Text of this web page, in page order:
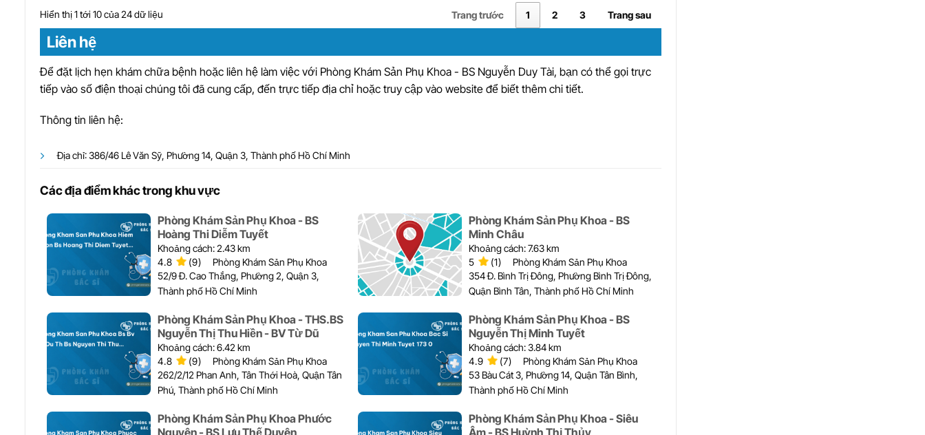
Hiển thị 1 tới 10 của 24 dữ liệu Trang trước 1 2 3 Trang sau
Liên hệ
Để đặt lịch hẹn khám chữa bệnh hoặc liên hệ làm việc với Phòng Khám Sản Phụ Khoa - BS Nguyễn Duy Tài, bạn có thể gọi trực
tiếp vào số điện thoại chúng tôi đã cung cấp, đến trực tiếp địa chỉ hoặc truy cập vào website để biết thêm chi tiết.
Thông tin liên hệ:
Địa chỉ: 386/46 Lê Văn Sỹ, Phường 14, Quận 3, Thành phố Hồ Chí Minh
Các địa điểm khác trong khu vực
Phòng Khám Sản Phụ Khoa - BS
Hoàng Thi Diễm Tuyết
Khoảng cách: 2.43 km
4.8
(9)
Phòng Khám Sản Phụ Khoa
52/9 Đ. Cao Thắng, Phường 2, Quận 3,
Thành phố Hồ Chí Minh
Phòng Khám Sản Phụ Khoa - BS
Minh Châu
Khoảng cách: 7.63 km
5
(1)
Phòng Khám Sản Phụ Khoa
354 Đ. Bình Trị Đông, Phường Bình Trị Đông,
Quận Bình Tân, Thành phố Hồ Chí Minh
Phòng Khám Sản Phụ Khoa - THS.BS
Nguyễn Thị Thu Hiền - BV Từ Dũ
Khoảng cách: 6.42 km
4.8
(9)
Phòng Khám Sản Phụ Khoa
262/2/12 Phan Anh, Tân Thới Hoà, Quận Tân
Phú, Thành phố Hồ Chí Minh
Phòng Khám Sản Phụ Khoa - BS
Nguyễn Thị Minh Tuyết
Khoảng cách: 3.84 km
4.9
(7)
Phòng Khám Sản Phụ Khoa
53 Bàu Cát 3, Phường 14, Quận Tân Bình,
Thành phố Hồ Chí Minh
Phòng Khám Sản Phụ Khoa Phước
Phòng Khám Sản Phụ Khoa - Siêu